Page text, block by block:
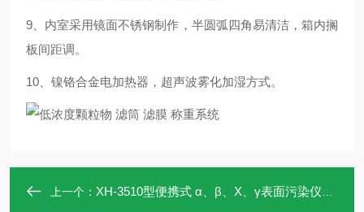
9、内室采用镜面不锈钢制作，半圆弧四角易清洁，箱内搁
板间距调。
10、镍铬合金电加热器，超声波雾化加湿方式。
上一个： XH-3510型便携式 α、β、X、γ表面污染仪测量仪